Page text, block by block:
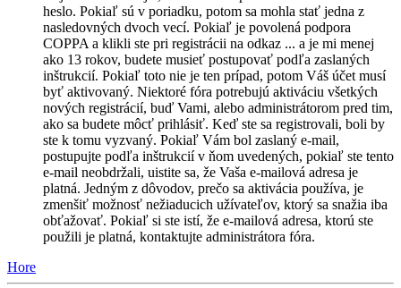
heslo. Pokiaľ sú v poriadku, potom sa mohla stať jedna z
nasledovných dvoch vecí. Pokiaľ je povolená podpora
COPPA a klikli ste pri registrácii na odkaz ... a je mi menej
ako 13 rokov, budete musieť postupovať podľa zaslaných
inštrukcií. Pokiaľ toto nie je ten prípad, potom Váš účet musí
byť aktivovaný. Niektoré fóra potrebujú aktiváciu všetkých
nových registrácií, buď Vami, alebo administrátorom pred tim,
ako sa budete môcť prihlásiť. Keď ste sa registrovali, boli by
ste k tomu vyzvaný. Pokiaľ Vám bol zaslaný e-mail,
postupujte podľa inštrukcií v ňom uvedených, pokiaľ ste tento
e-mail neobdržali, uistite sa, že Vaša e-mailová adresa je
platná. Jedným z dôvodov, prečo sa aktivácia používa, je
zmenšiť možnosť nežiaducich užívateľov, ktorý sa snažia iba
obťažovať. Pokiaľ si ste istí, že e-mailová adresa, ktorú ste
použili je platná, kontaktujte administrátora fóra.
Hore